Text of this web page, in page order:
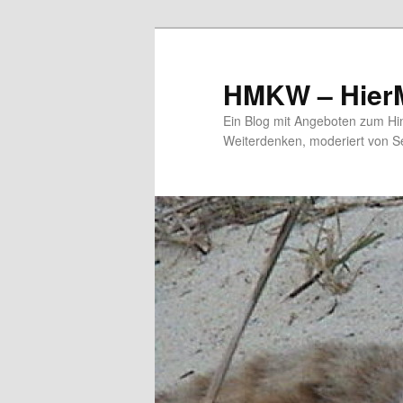
HMKW –
Ein Blog mit Angeboten zum
Weiterdenken, moderiert von